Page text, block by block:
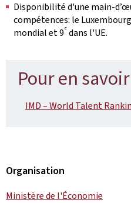
Disponibilité d'une main-
compétences: le
mondial et 9edans l'UE.
Pour en
IMD – World Talent
Organisation
Ministère de l'Économie